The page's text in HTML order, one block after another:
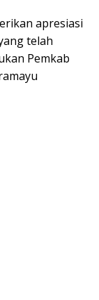
apresiasi
telah
Pemkab